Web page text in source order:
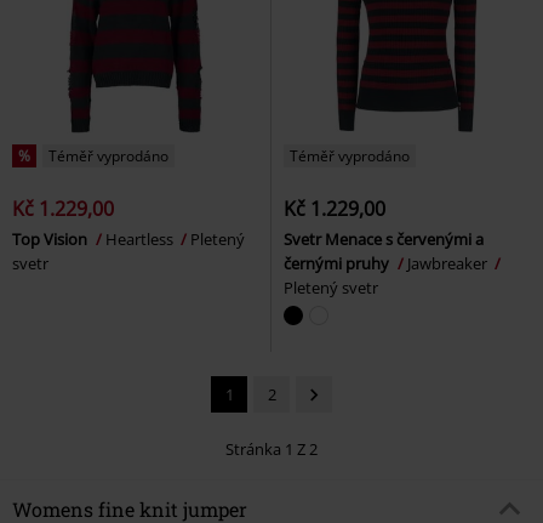
% Téměř vyprodáno
Kč 1.229,00
Top Vision Heartless
Pletený
svetr
Téměř vyprodáno
Kč 1.229,00
Svetr Menace s červenými a
černými pruhy
Jawbreaker
Pletený svetr
1 2
Stránka 1 Z 2
Womens fine knit jumper